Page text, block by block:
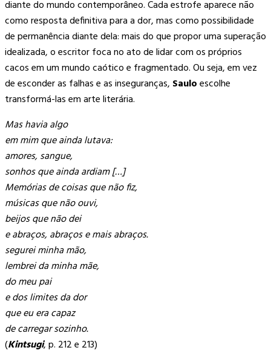
diante do mundo contemporâneo. Cada estrofe aparece não
como resposta definitiva para a dor, mas como possibilidade
de permanência diante dela: mais do que propor uma superação
idealizada, o escritor foca no ato de lidar com os próprios
cacos em um mundo caótico e fragmentado. Ou seja, em vez
de esconder as falhas e as inseguranças, Sauloescolhe
transformá-las em arte literária.
Mas havia algo
em mim que ainda lutava:
amores, sangue,
sonhos que ainda ardiam […]
Memórias de coisas que não fiz,
músicas que não ouvi,
beijos que não dei
e abraços, abraços e mais abraços.
segurei minha mão,
lembrei da minha mãe,
do meu pai
e dos limites da dor
que eu era capaz
de carregar sozinho.
(Kintsugi, p. 212 e 213)